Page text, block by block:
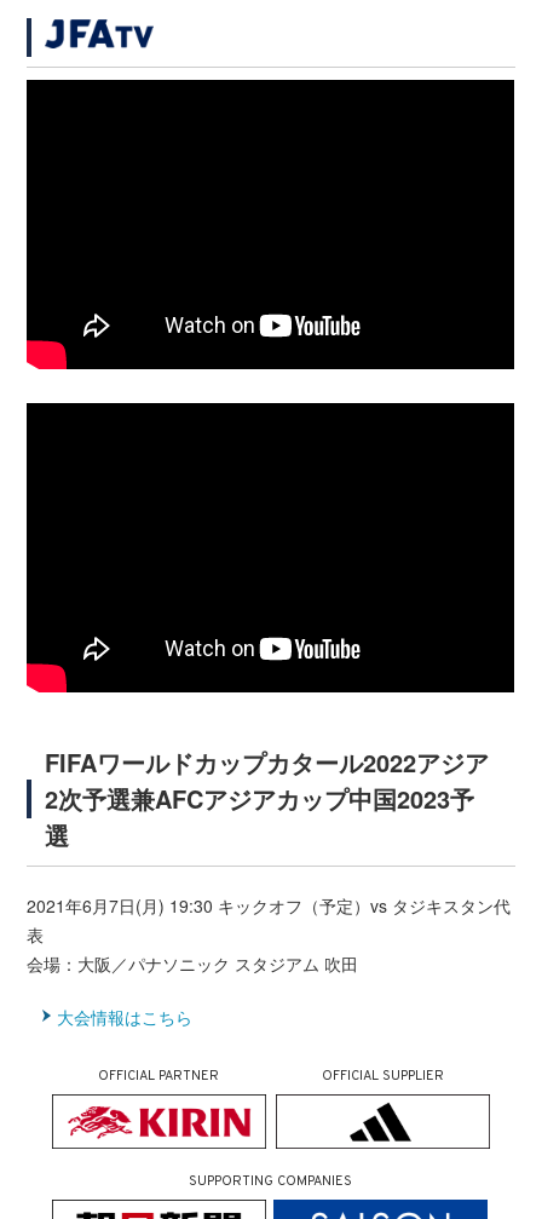
FIFAワールドカップカタール2022アジア
2次予選兼AFCアジアカップ中国2023予
選
2021年6月7日(月) 19:30 キックオフ（予定）vs タジキスタン代
表
会場：大阪／パナソニック スタジアム 吹田
大会情報はこちら
OFFICIAL PARTNER OFFICIAL SUPPLIER
SUPPORTING COMPANIES